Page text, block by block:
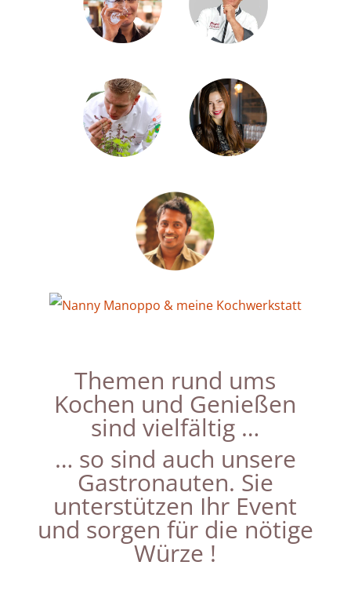
Themen rund ums
Kochen und Genießen
sind vielfältig …
… so sind auch unsere
Gastronauten. Sie
unterstützen Ihr Event
und sorgen für die nötige
Würze !